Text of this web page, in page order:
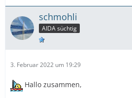
schmohli
AIDA süchtig
3. Februar 2022 um 19:29
Hallo zusammen,